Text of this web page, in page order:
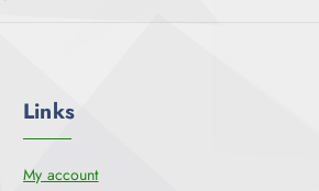
Links
My account